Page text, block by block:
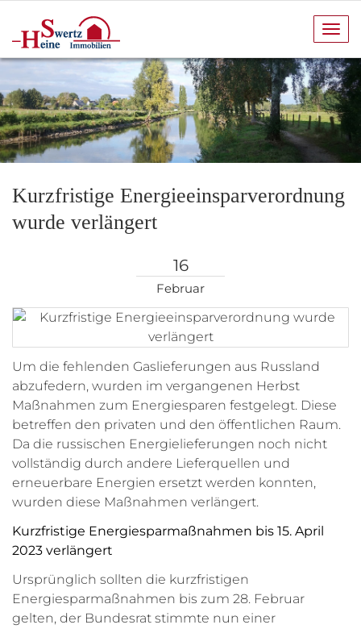
Kurzfristige Energieeinsparverordnung
wurde verlängert
16
Februar
Um die fehlenden Gaslieferungen aus Russland
abzufedern, wurden im vergangenen Herbst
Maßnahmen zum Energiesparen festgelegt. Diese
betreffen den privaten und den öffentlichen Raum.
Da die russischen Energielieferungen noch nicht
vollständig durch andere Lieferquellen und
erneuerbare Energien ersetzt werden konnten,
wurden diese Maßnahmen verlängert.
Kurzfristige Energiesparmaßnahmen bis 15. April
2023 verlängert
Ursprünglich sollten die kurzfristigen
Energiesparmaßnahmen bis zum 28. Februar
gelten, der Bundesrat stimmte nun einer